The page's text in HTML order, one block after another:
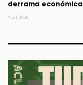
derrama económica
1 Jul, 2026